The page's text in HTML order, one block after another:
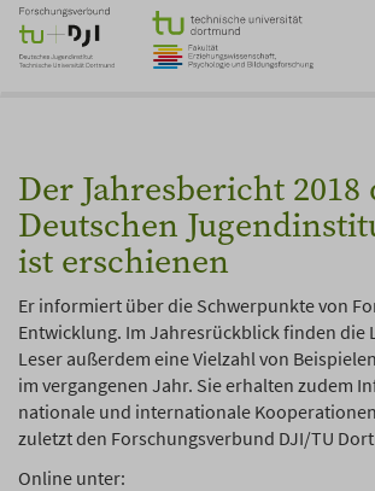
Zum
Hauptinhalt
springen
Der Jahresbericht 2018
Deutschen
ist erschienen
Er informiert über die Schwerpunkte von
Entwicklung. Im Jahresrückblick finden die
Leser außerdem eine Vielzahl von
im vergangenen Jahr. Sie erhalten zudem
nationale und internationale
zuletzt den Forschungsverbund DJI/TU
Online unter: